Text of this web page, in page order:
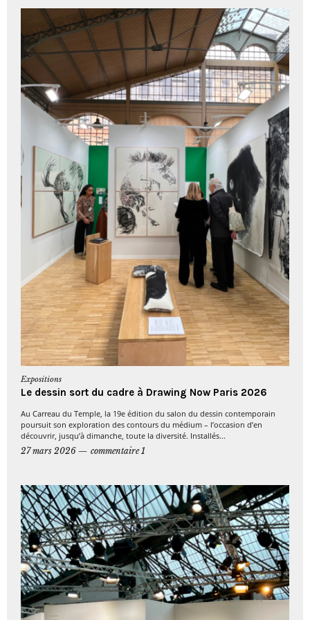
Expositions
Le dessin sort du cadre à Drawing Now Paris 2026
Au Carreau du Temple, la 19e édition du salon du dessin contemporain
poursuit son exploration des contours du médium – l’occasion d’en
découvrir, jusqu’à dimanche, toute la diversité. Installés...
27 mars 2026
commentaire 1